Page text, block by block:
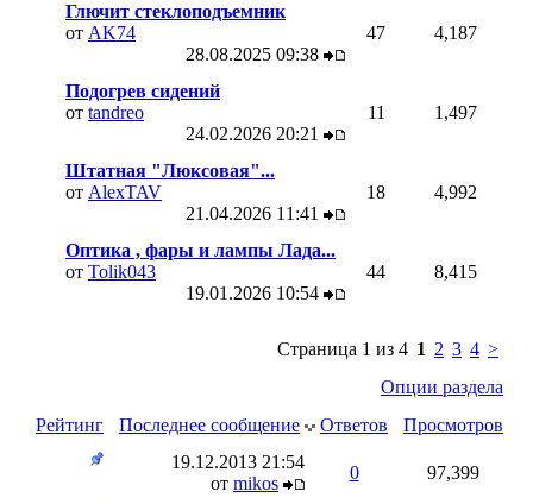
Глючит стеклоподъемник
от AK74
28.08.2025 09:38
47 4,187
Подогрев сидений
от tandreo
24.02.2026 20:21
11 1,497
Штатная "Люксовая"...
от AlexTAV
21.04.2026 11:41
18 4,992
Оптика , фары и лампы Лада...
от Tolik043
19.01.2026 10:54
44 8,415
Страница 1 из 4 1 2 3 4 >
Опции раздела
Рейтинг
Последнее сообщение Ответов
Просмотров
19.12.2013 21:54
от mikos
0 97,399